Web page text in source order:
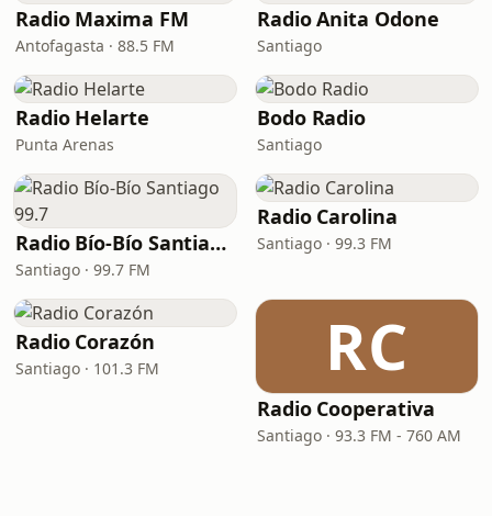
Radio Maxima FM
Antofagasta · 88.5 FM
Radio Anita Odone
Santiago
Radio Helarte
Punta Arenas
Bodo Radio
Santiago
Radio Bío-Bío Santiago 99.7
Santiago · 99.7 FM
Radio Carolina
Santiago · 99.3 FM
Radio Corazón
Santiago · 101.3 FM RC
Radio Cooperativa
Santiago · 93.3 FM - 760 AM